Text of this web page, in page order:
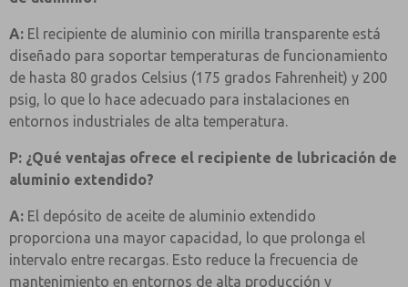
A: El recipiente de aluminio con mirilla transparente está
diseñado para soportar temperaturas de funcionamiento
de hasta 80 grados Celsius (175 grados Fahrenheit) y 200
psig, lo que lo hace adecuado para instalaciones en
entornos industriales de alta temperatura.
P: ¿Qué ventajas ofrece el recipiente de lubricación de
aluminio extendido?
A: El depósito de aceite de aluminio extendido
proporciona una mayor capacidad, lo que prolonga el
intervalo entre recargas. Esto reduce la frecuencia de
mantenimiento en entornos de alta producción y